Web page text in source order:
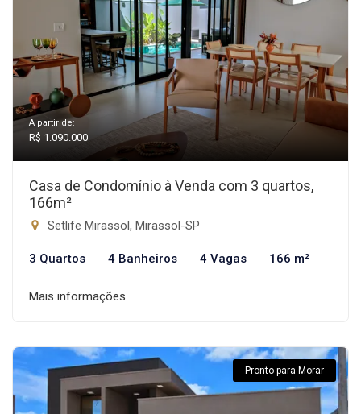
A partir de:
R$ 1.090.000
Casa de Condomínio à Venda com 3 quartos,
166m²
Setlife Mirassol, Mirassol-SP
3 Quartos 4 Banheiros 4 Vagas 166 m²
Mais informações
Pronto para Morar